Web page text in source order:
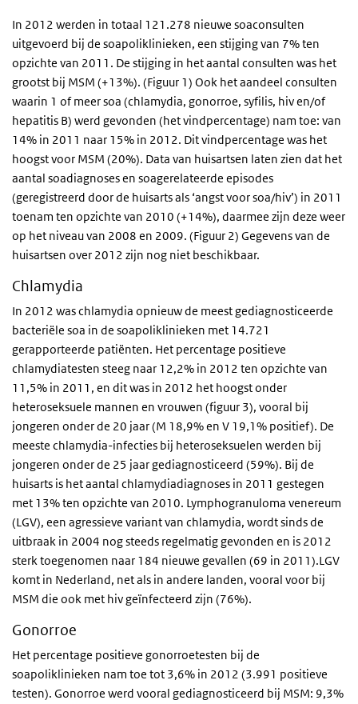
In 2012 werden in totaal 121.278 nieuwe soaconsulten
uitgevoerd bij de soapoliklinieken, een stijging van 7% ten
opzichte van 2011. De stijging in het aantal consulten was het
grootst bij MSM (+13%). (Figuur 1) Ook het aandeel consulten
waarin 1 of meer soa (chlamydia, gonorroe, syfilis, hiv en/of
hepatitis B) werd gevonden (het vindpercentage) nam toe: van
14% in 2011 naar 15% in 2012. Dit vindpercentage was het
hoogst voor MSM (20%). Data van huisartsen laten zien dat het
aantal soadiagnoses en soagerelateerde episodes
(geregistreerd door de huisarts als ‘angst voor soa/hiv’) in 2011
toenam ten opzichte van 2010 (+14%), daarmee zijn deze weer
op het niveau van 2008 en 2009. (Figuur 2) Gegevens van de
huisartsen over 2012 zijn nog niet beschikbaar.
Chlamydia
In 2012 was chlamydia opnieuw de meest gediagnosticeerde
bacteriële soa in de soapoliklinieken met 14.721
gerapporteerde patiënten. Het percentage positieve
chlamydiatesten steeg naar 12,2% in 2012 ten opzichte van
11,5% in 2011, en dit was in 2012 het hoogst onder
heteroseksuele mannen en vrouwen (figuur 3), vooral bij
jongeren onder de 20 jaar (M 18,9% en V 19,1% positief). De
meeste chlamydia-infecties bij heteroseksuelen werden bij
jongeren onder de 25 jaar gediagnosticeerd (59%). Bij de
huisarts is het aantal chlamydiadiagnoses in 2011 gestegen
met 13% ten opzichte van 2010. Lymphogranuloma venereum
(LGV), een agressieve variant van chlamydia, wordt sinds de
uitbraak in 2004 nog steeds regelmatig gevonden en is 2012
sterk toegenomen naar 184 nieuwe gevallen (69 in 2011).LGV
komt in Nederland, net als in andere landen, vooral voor bij
MSM die ook met hiv geïnfecteerd zijn (76%).
Gonorroe
Het percentage positieve gonorroetesten bij de
soapoliklinieken nam toe tot 3,6% in 2012 (3.991 positieve
testen). Gonorroe werd vooral gediagnosticeerd bij MSM: 9,3%